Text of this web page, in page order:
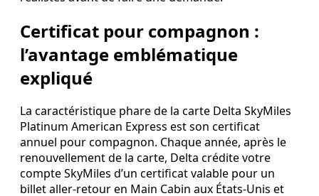
Certificat pour compagnon :
l’avantage emblématique
expliqué
La caractéristique phare de la carte Delta SkyMiles
Platinum American Express est son certificat
annuel pour compagnon. Chaque année, après le
renouvellement de la carte, Delta crédite votre
compte SkyMiles d’un certificat valable pour un
billet aller‑retour en Main Cabin aux États‑Unis et